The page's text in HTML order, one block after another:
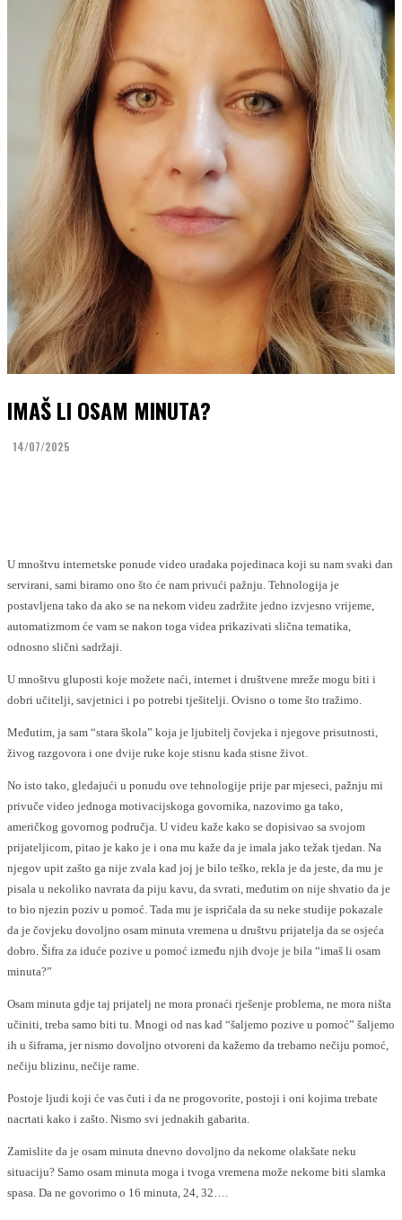
IMAŠ LI OSAM MINUTA?
14/07/2025
U mnoštvu internetske ponude video uradaka pojedinaca koji su nam svaki dan
servirani, sami biramo ono što će nam privući pažnju. Tehnologija je
postavljena tako da ako se na nekom videu zadržite jedno izvjesno vrijeme,
automatizmom će vam se nakon toga videa prikazivati slična tematika,
odnosno slični sadržaji.
U mnoštvu gluposti koje možete naći, internet i društvene mreže mogu biti i
dobri učitelji, savjetnici i po potrebi tješitelji. Ovisno o tome što tražimo.
Međutim, ja sam “stara škola” koja je ljubitelj čovjeka i njegove prisutnosti,
živog razgovora i one dvije ruke koje stisnu kada stisne život.
No isto tako, gledajući u ponudu ove tehnologije prije par mjeseci, pažnju mi
privuče video jednoga motivacijskoga govornika, nazovimo ga tako,
američkog govornog područja. U videu kaže kako se dopisivao sa svojom
prijateljicom, pitao je kako je i ona mu kaže da je imala jako težak tjedan. Na
njegov upit zašto ga nije zvala kad joj je bilo teško, rekla je da jeste, da mu je
pisala u nekoliko navrata da piju kavu, da svrati, međutim on nije shvatio da je
to bio njezin poziv u pomoć. Tada mu je ispričala da su neke studije pokazale
da je čovjeku dovoljno osam minuta vremena u društvu prijatelja da se osjeća
dobro. Šifra za iduće pozive u pomoć između njih dvoje je bila “imaš li osam
minuta?”
Osam minuta gdje taj prijatelj ne mora pronaći rješenje problema, ne mora ništa
učiniti, treba samo biti tu. Mnogi od nas kad “šaljemo pozive u pomoć” šaljemo
ih u šiframa, jer nismo dovoljno otvoreni da kažemo da trebamo nečiju pomoć,
nečiju blizinu, nečije rame.
Postoje ljudi koji će vas čuti i da ne progovorite, postoji i oni kojima trebate
nacrtati kako i zašto. Nismo svi jednakih gabarita.
Zamislite da je osam minuta dnevno dovoljno da nekome olakšate neku
situaciju? Samo osam minuta moga i tvoga vremena može nekome biti slamka
spasa. Da ne govorimo o 16 minuta, 24, 32….